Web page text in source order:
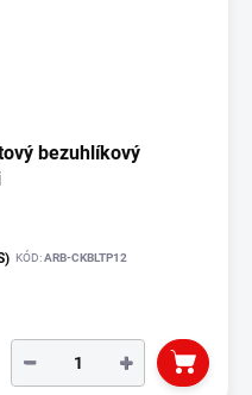
bezuhlíkový
KÓD:ARB-CKBLTP12
+
−